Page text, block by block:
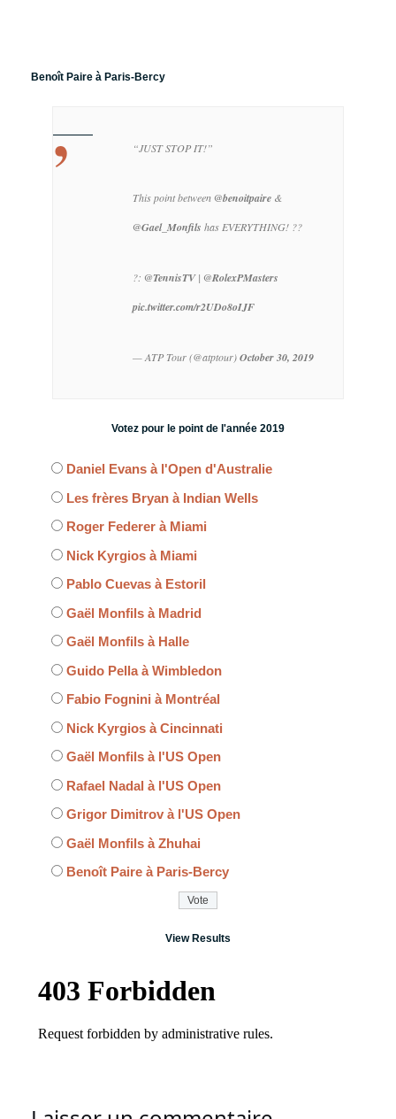
Benoît Paire à Paris-Bercy
“JUST STOP IT!”
This point between @benoitpaire &
@Gael_Monfils has EVERYTHING! ??
?: @TennisTV| @RolexPMasters
pic.twitter.com/r2UDo8oIJF
— ATP Tour (@atptour)October 30, 2019
Votez pour le point de l'année 2019
Daniel Evans à l'Open d'Australie
Les frères Bryan à Indian Wells
Roger Federer à Miami
Nick Kyrgios à Miami
Pablo Cuevas à Estoril
Gaël Monfils à Madrid
Gaël Monfils à Halle
Guido Pella à Wimbledon
Fabio Fognini à Montréal
Nick Kyrgios à Cincinnati
Gaël Monfils à l'US Open
Rafael Nadal à l'US Open
Grigor Dimitrov à l'US Open
Gaël Monfils à Zhuhai
Benoît Paire à Paris-Bercy
View Results